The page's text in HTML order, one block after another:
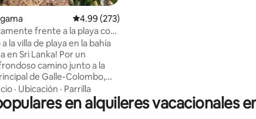
Calificación promedio: 4.99 de 5, 273 reseñas
4.99 (273)
frente a la playa con
la villa de playa en la bahía
en Sri Lanka! Por un
camino junto a la
de Galle-Colombo,
y moderna villa tiene
y el surf hasta un
La villa cuenta con
· Ubicación · Parrilla
en alquileres vacacionales